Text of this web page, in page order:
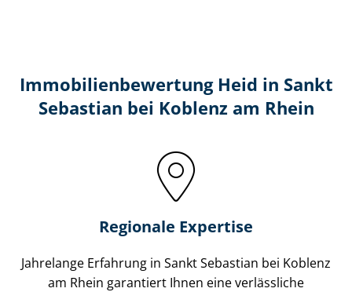
Immobilien­bewertung Heid in Sankt
Sebastian bei Koblenz am Rhein
Regionale Expertise
Jahrelange Erfahrung in Sankt Sebastian bei Koblenz
am Rhein garantiert Ihnen eine verlässliche